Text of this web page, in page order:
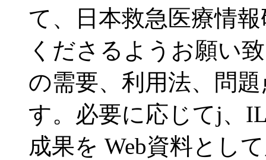
て、日本救急医療情
くださるようお願い
の需要、利用法、問
す。必要に応じてj、
成果を Web資料とし